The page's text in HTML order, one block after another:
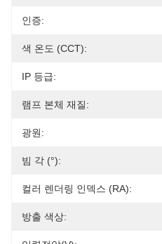
인증:
색 온도 (CCT):
IP 등급:
램프 본체 재질:
광원:
빔 각 (°):
컬러 렌더링 인덱스 (RA):
방출 색상: